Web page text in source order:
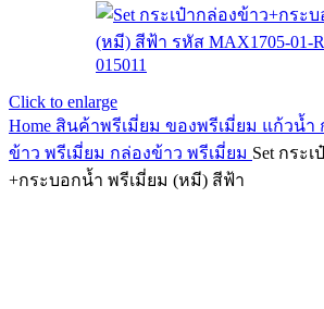
Click to enlarge
Home สินค้าพรีเมี่ยม ของพรีเมี่ยม แก้วน้ำ
ข้าว พรีเมี่ยม กล่องข้าว พรีเมี่ยม Set กระ
+กระบอกน้ำ พรีเมี่ยม (หมี) สีฟ้า